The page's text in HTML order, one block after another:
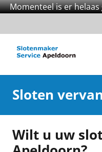
Momenteel is er
Sloten
Wilt u uw